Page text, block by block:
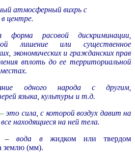
атмосферный вихрь с
центре.
форма расовой дискриминации,
лишение или существенное
экономических и гражданских прав
вплоть до ее территориальной
одного народа с другим,
языка, культуры и т.д.
это сила, с которой воздух давит на
находящиеся на ней тела.
–
вода вжидком или твердом
землю (мм).